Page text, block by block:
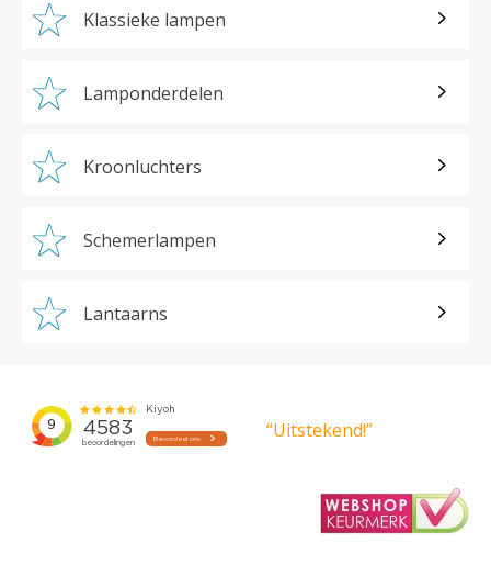
Klassieke lampen
Lamponderdelen
Kroonluchters
Schemerlampen
Lantaarns
“Uitstekend!”